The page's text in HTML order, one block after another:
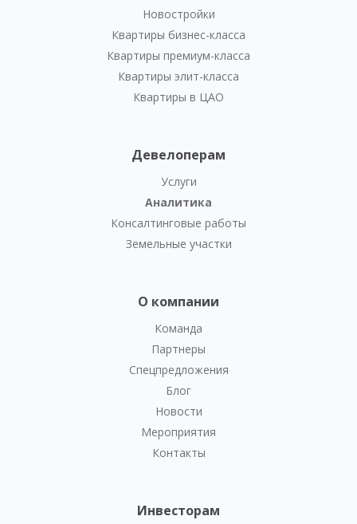
Новостройки
Квартиры бизнес-класса
Квартиры премиум-класса
Квартиры элит-класса
Квартиры в ЦАО
Девелоперам
Услуги
Аналитика
Консалтинговые работы
Земельные участки
О компании
Команда
Партнеры
Спецпредложения
Блог
Новости
Мероприятия
Контакты
Инвесторам